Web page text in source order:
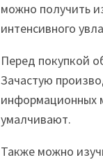
можно получить
интенсивного
Перед покупкой
Зачастую
информационных
умалчивают.
Также можно